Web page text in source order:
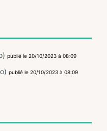
publié le 20/10/2023 à 08:09
publié le 20/10/2023 à 08:09